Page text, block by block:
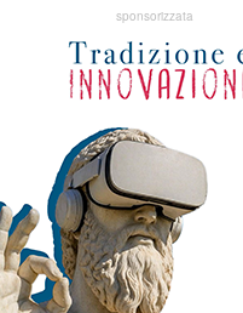
sponsorizzata